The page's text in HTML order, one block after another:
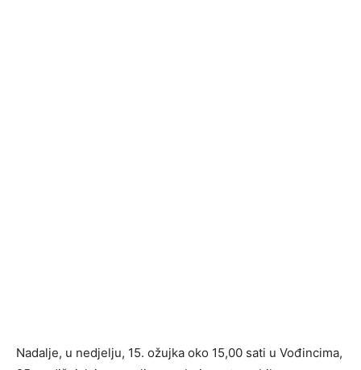
Nadalje, u nedjelju, 15. ožujka oko 15,00 sati u Vođincima,